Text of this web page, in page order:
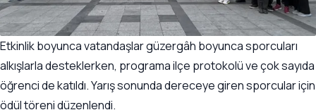
Etkinlik boyunca vatandaşlar güzergâh boyunca sporcuları
alkışlarla desteklerken, programa ilçe protokolü ve çok sayıda
öğrenci de katıldı. Yarış sonunda dereceye giren sporcular için
ödül töreni düzenlendi.